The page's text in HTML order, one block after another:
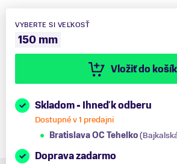
VYBERTE SI VEĽKOSŤ
150 mm
Vložiť do
Skladom - Ihneď k odberu
Dostupné v 1 predajni
Bratislava OC Tehelko
Doprava zadarmo